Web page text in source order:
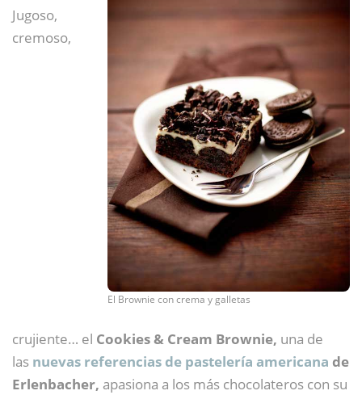
El Brownie con crema y galletas
Jugoso,
cremoso,
crujiente… el Cookies & Cream Brownie, una de
las nuevas referencias de pastelería americana de
Erlenbacher, apasiona a los más chocolateros con su